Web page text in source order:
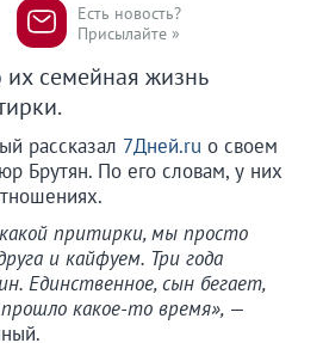
Есть новость?
Присылайте »
их семейная жизнь
рассказал 7Дней.ru о своем
Брутян. По его словам, у них
притирки, мы просто
и кайфуем. Три года
Единственное, сын бегает,
какое-то время», —